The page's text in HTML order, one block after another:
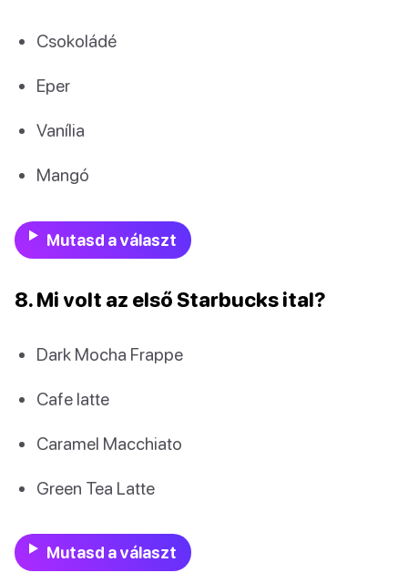
Csokoládé
Eper
Vanília
Mangó
Mutasd a választ
8. Mi volt az első Starbucks ital?
Dark Mocha Frappe
Cafe latte
Caramel Macchiato
Green Tea Latte
Mutasd a választ